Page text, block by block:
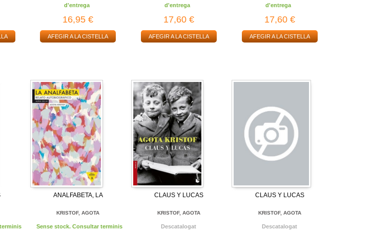
d'entrega
16,95 €
AFEGIR A LA CISTELLA
d'entrega
17,60 €
AFEGIR A LA CISTELLA
d'entrega
17,60 €
AFEGIR A LA CISTELLA
ANALFABETA, LA
KRISTOF, AGOTA
Sense stock. Consultar terminis
CLAUS Y LUCAS
KRISTOF, AGOTA
Descatalogat
CLAUS Y LUCAS
KRISTOF, AGOTA
Descatalogat